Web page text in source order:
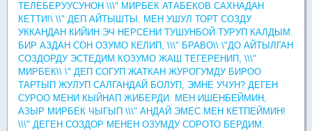
ТЕЛЕБЕРУУСУНОН \\\" МИРБЕК АТАБЕКОВ САХНАДАН
КЕТТИ!\ \\" ДЕП АЙТЫШТЫ. МЕН УШУЛ ТОРТ СОЗДУ
УККАНДАН КИЙИН ЭЧ НЕРСЕНИ ТУШУНБОЙ ТУРУП КАЛДЫМ.
БИР АЗДАН СОН ОЗУМО КЕЛИП, \\\" БРАВО\\ \"ДО АЙТЫЛГАН
СОЗДОРДУ ЭСТЕДИМ.КОЗУМО ЖАШ ТЕГЕРЕНИП, \\\"
МИРБЕК\\ \" ДЕП СОГУП ЖАТКАН ЖУРОГУМДУ БИРОО
ТАРТЫП ЖУЛУП САЛГАНДАЙ БОЛУП, ЭМНЕ УЧУН? ДЕГЕН
СУРОО МЕНИ КЫЙНАП ЖИБЕРДИ. МЕН ИШЕНБЕЙМИН,
АЗЫР МИРБЕК ЧЫГЫП \\\" АНДАЙ ЭМЕС МЕН КЕТПЕЙМИН!
\\\" ДЕГЕН СОЗДОР МЕНЕН ОЗУМДУ СОРОТО БЕРДИМ.